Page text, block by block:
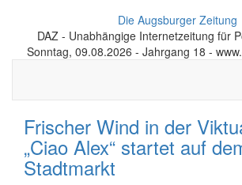
Die Augsburger Zeitung
DAZ - Unabhängige Internetzeitung für
Sonntag, 09.08.2026 - Jahrgang 18 -
Frischer Wind in der
„Ciao Alex“ startet auf
Stadtmarkt